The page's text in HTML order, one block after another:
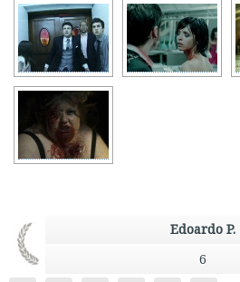
Edoardo P.
6